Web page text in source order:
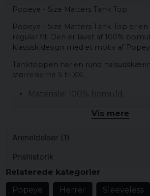
Popeye - Size Matters Tank Top
Popeye - Size Matters Tank Top er
regular fit. Den er lavet af 100%
klassisk design med et motiv af
Tanktoppen har en rund
størrelserne S til XXL.
Materiale: 100% bomuld.
Størrelser: S, M, L, XL, XXL.
Køn: Herre.
Vis mere
Anmeldelser (1)
for 3 år siden
Prishistorik
Relaterede kategorier
Popeye
Herrer Sleeveless